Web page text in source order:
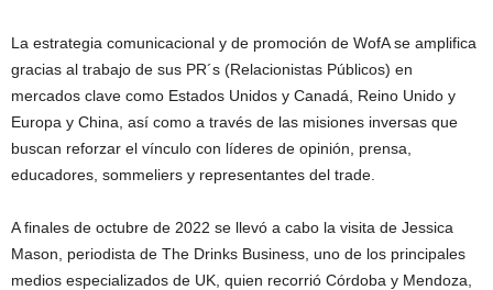
La estrategia comunicacional y de promoción de WofA se amplifica
gracias al trabajo de sus PR´s (Relacionistas Públicos) en
mercados clave como Estados Unidos y Canadá, Reino Unido y
Europa y China, así como a través de las misiones inversas que
buscan reforzar el vínculo con líderes de opinión, prensa,
educadores, sommeliers y representantes del trade.
A finales de octubre de 2022 se llevó a cabo la visita de Jessica
Mason, periodista de The Drinks Business, uno de los principales
medios especializados de UK, quien recorrió Córdoba y Mendoza,